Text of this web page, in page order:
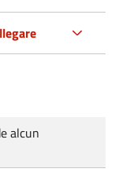
alcun